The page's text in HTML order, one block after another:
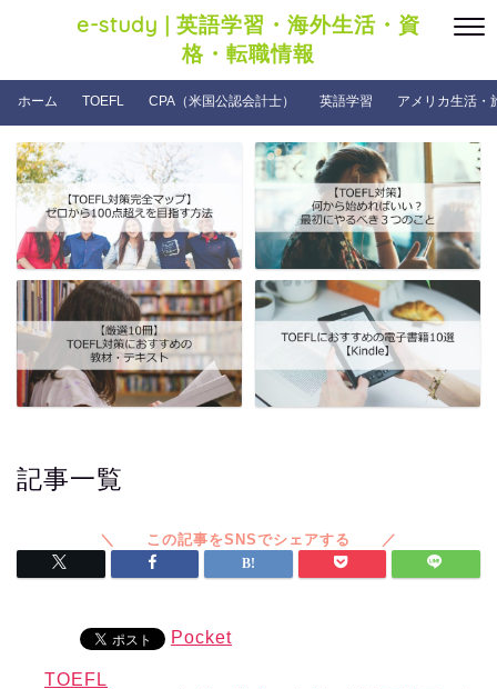
e-study | 英語学習・海外生活・資
格・転職情報
ホーム TOEFL CPA（米国公認会計士） 英語学習 アメリカ生活・
記事一覧
Pocket
TOEFL